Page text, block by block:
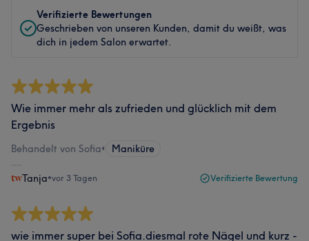
Verifizierte Bewertungen
Geschrieben von unseren Kunden, damit du weißt, was
dich in jedem Salon erwartet.
Wie immer mehr als zufrieden und glücklich mit dem
Ergebnis
Behandelt von Sofia• Maniküre
Tanja•vor 3 Tagen Verifizierte Bewertung
wie immer super bei Sofia.diesmal rote Nägel und kurz -